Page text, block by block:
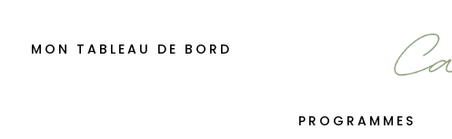
MON TABLEAU DE BORD
PROGRAMMES